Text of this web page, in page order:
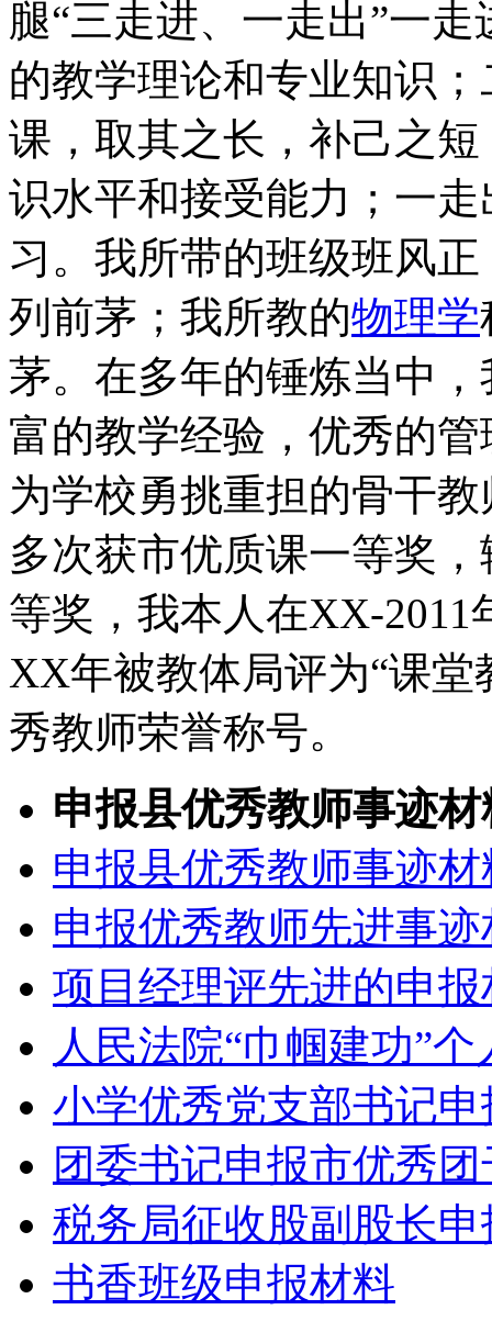
腿“三走进、一走出”一
的教学理论和专业知识
课，取其之长，补己之
识水平和接受能力；一
习。我所带的班级班风
列前茅；我所教的物理学
茅。在多年的锤炼当中
富的教学经验，优秀的
为学校勇挑重担的骨干
多次获市优质课一等奖
等奖，我本人在XX-
XX年被教体局评为“课
秀教师荣誉称号。
申报县优秀教师事迹材
申报县优秀教师事迹材
申报优秀教师先进事迹
项目经理评先进的申报
人民法院“巾帼建功”
小学优秀党支部书记
团委书记申报市优秀
税务局征收股副股长
书香班级申报材料